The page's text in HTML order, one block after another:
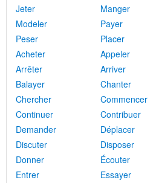
Jeter
Manger
Modeler
Payer
Peser
Placer
Acheter
Appeler
Arrêter
Arriver
Balayer
Chanter
Chercher
Commencer
Continuer
Contribuer
Demander
Déplacer
Discuter
Disposer
Donner
Écouter
Entrer
Essayer